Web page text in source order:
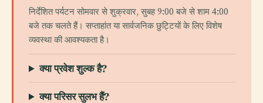
निर्देशित पर्यटन सोमवार से शुक्रवार, सुबह 9:00 बजे से शाम 4:00
बजे तक चलते हैं। सप्ताहांत या सार्वजनिक छुट्टियों के लिए विशेष
व्यवस्था की आवश्यकता है।
क्या प्रवेश शुल्क है?
क्या परिसर सुलभ हैं?